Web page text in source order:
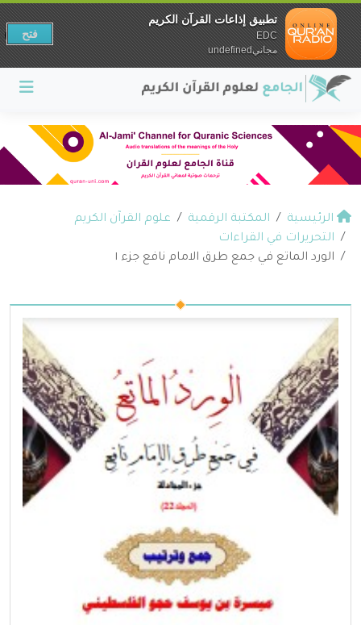
الرئيسية المكتبة الرقمية
علوم القرآن الكريم
التحريرات في القراءات
الورد الماتع في جمع طرق الامام نافع جزء ١
تطبيق إذاعات القرآن الكريم
EDC
مجانيundefined
فتح